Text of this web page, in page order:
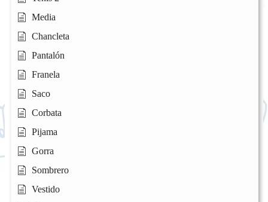
Media
Chancleta
Pantalón
Franela
Saco
Corbata
Pijama
Gorra
Sombrero
Vestido